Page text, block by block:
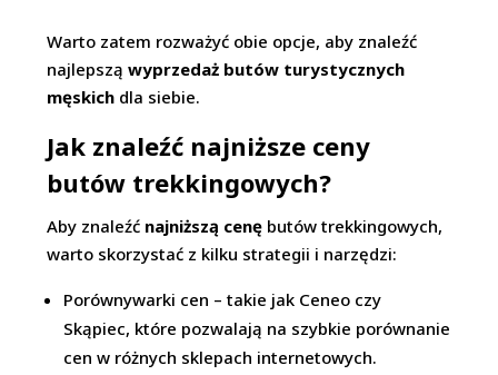
Warto zatem rozważyć obie opcje, aby znaleźć
najlepsząwyprzedaż butów turystycznych
męskich dla siebie.
Jak znaleźć najniższe ceny
butów trekkingowych?
Aby znaleźć najniższą cenę butów trekkingowych,
warto skorzystać z kilku strategii i narzędzi:
Porównywarki cen – takie jak Ceneo czy
Skąpiec, które pozwalają na szybkie porównanie
cen w różnych sklepach internetowych.